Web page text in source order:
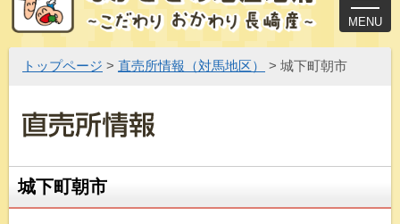
MENU
トップページ > 直売所情報（対馬地区） > 城下町朝市
城下町朝市